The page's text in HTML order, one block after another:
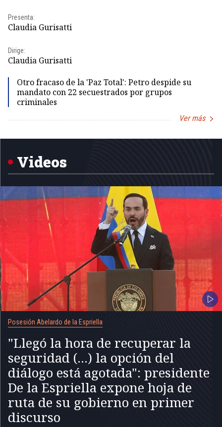
Presenta:
Claudia Gurisatti
Dirige:
Claudia Gurisatti
Otro fracaso de la 'Paz Total': Petro despide su
mandato con 22 secuestrados por grupos
criminales
Ver más
1
Videos
Posesión Abelardo de la Espriella
"Llegó la hora de recuperar la
seguridad (...) la opción del
diálogo está agotada": presidente
De la Espriella expone hoja de
ruta de su gobierno en primer
discurso